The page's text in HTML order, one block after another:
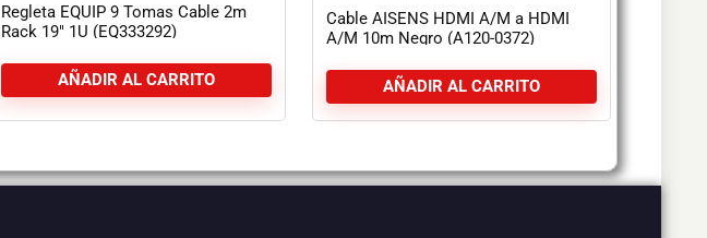
Regleta EQUIP 9 Tomas Cable 2m
Rack 19″ 1U (EQ333292)
AÑADIR AL CARRITO
Cable AISENS HDMI A/M a HDMI
A/M 10m Negro (A120-0372)
AÑADIR AL CARRITO